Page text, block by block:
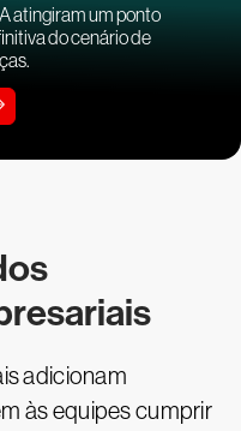
atingiram um ponto
do cenário de
adicionam
às equipes cumprir